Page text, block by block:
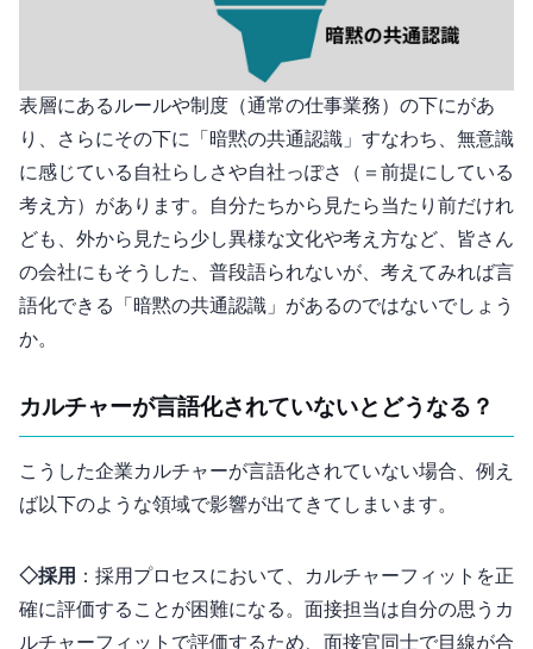
表層にあるルールや制度（通常の仕事業務）の下にMVVがあ
り、さらにその下に「暗黙の共通認識」すなわち、無意識
に感じている自社”らしさ”や自社”っぽさ”（＝前提にしている
考え方）があります。自分たちから見たら当たり前だけれ
ども、外から見たら少し”異様”な文化や考え方など、皆さん
の会社にもそうした、普段語られないが、考えてみれば言
語化できる「暗黙の共通認識」があるのではないでしょう
か。
カルチャーが言語化されていないとどうなる？
こうした企業カルチャーが言語化されていない場合、例え
ば以下のような領域で影響が出てきてしまいます。
◇採用 ：採用プロセスにおいて、カルチャーフィットを正
確に評価することが困難になる。面接担当は自分の思うカ
ルチャーフィットで評価するため、面接官同士で目線が合